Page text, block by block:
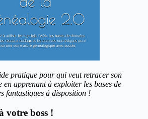
pratique pour qui veut retracer son
apprenant à exploiter les bases de
fantastiques à disposition !
votre boss !